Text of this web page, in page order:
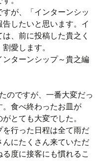
が、「インターンシッ
したいと思います。イ
、前に投稿した貴之く
愛します。
ンターンシップ～貴之編
のですが、一番大変だっ
。食べ終わったお皿が
とても大変でした。
行った日程は全て雨だ
んにたくさん来ていただ
度に接客にも慣れるこ